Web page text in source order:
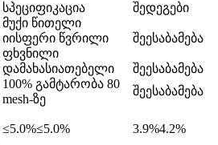
სპეციფიკაცია შედეგები
მუქი წითელი
იისფერი წვრილი
ფხვნილი
შეესაბამება
დამახასიათებელი
შეესაბამება
100% გამტარობა 80
mesh-ზე
შეესაბამება
≤5.0%≤5.0% 3.9%4.2%